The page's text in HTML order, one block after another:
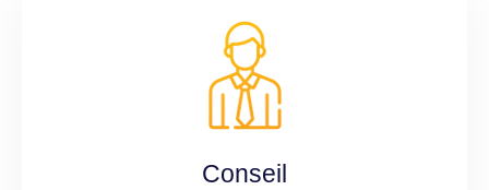
Conseil